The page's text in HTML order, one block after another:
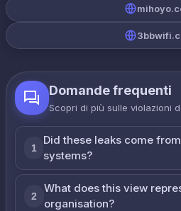
Domande frequenti
Scopri di più sulle violazioni
1
Did these leaks come
systems?
2
What does this view
organisation?